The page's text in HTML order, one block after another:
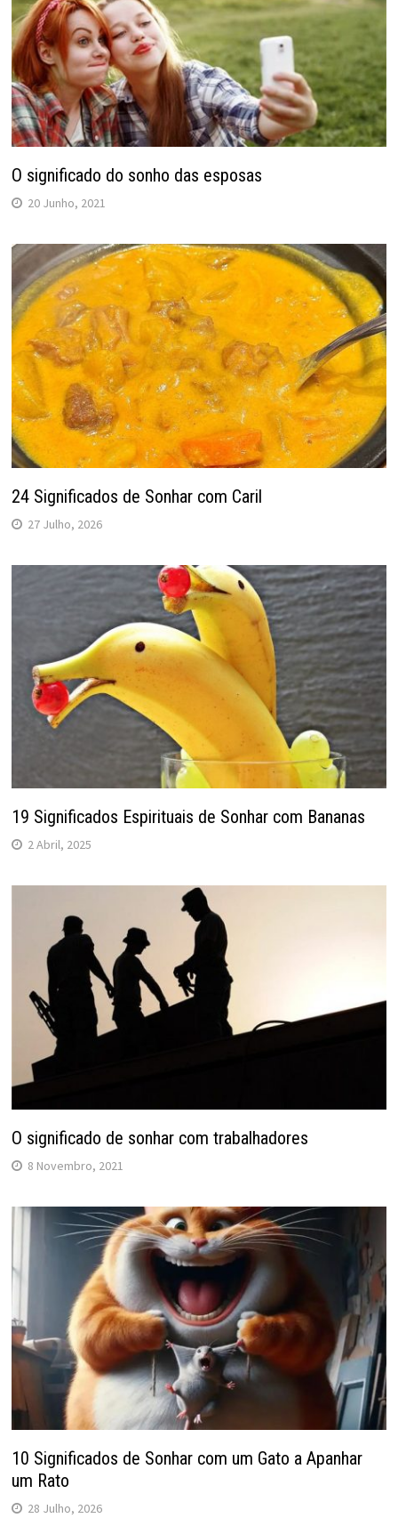
O significado do sonho das esposas
20 Junho, 2021
24 Significados de Sonhar com Caril
27 Julho, 2026
19 Significados Espirituais de Sonhar com Bananas
2 Abril, 2025
O significado de sonhar com trabalhadores
8 Novembro, 2021
10 Significados de Sonhar com um Gato a Apanhar
um Rato
28 Julho, 2026